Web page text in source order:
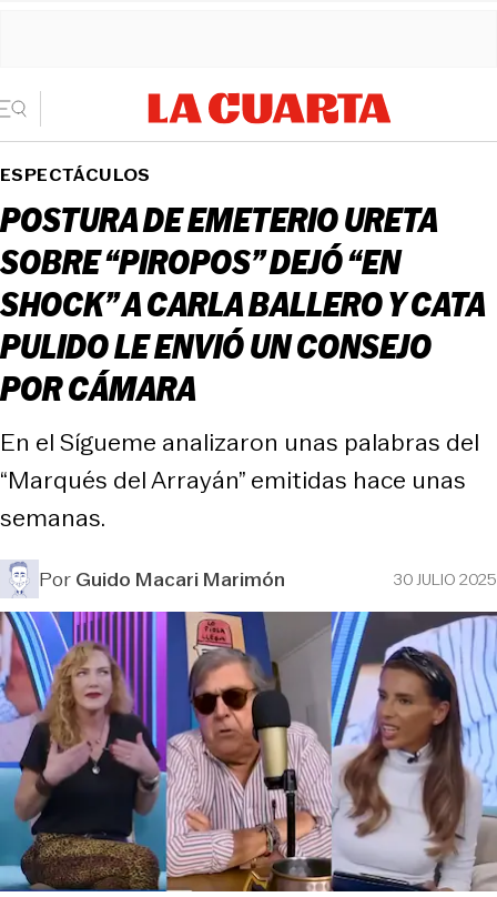
ESPECTÁCULOS
POSTURA DE EMETERIO URETA
SOBRE “PIROPOS” DEJÓ “EN
SHOCK” A CARLA BALLERO Y CATA
PULIDO LE ENVIÓ UN CONSEJO
POR CÁMARA
En el Sígueme analizaron unas palabras del
“Marqués del Arrayán” emitidas hace unas
semanas.
PorGuido Macari Marimón 30 JULIO 2025